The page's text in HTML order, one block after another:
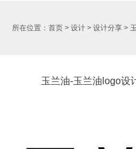
所在位置： 首页 > 设计 > 设计分享 >
玉兰油-玉兰油logo设